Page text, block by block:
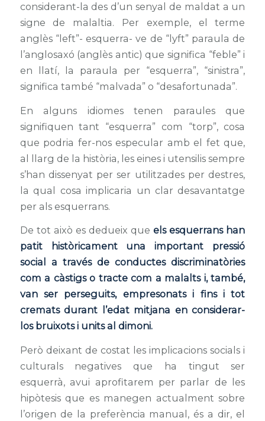
considerant-la des d’un senyal de maldat a un
signe de malaltia. Per exemple, el terme
anglès “left”- esquerra- ve de “lyft” paraula de
l’anglosaxó (anglès antic) que significa “feble” i
en llatí, la paraula per “esquerra”, “sinistra”,
significa també “malvada” o “desafortunada”.
En alguns idiomes tenen paraules que
signifiquen tant “esquerra” com “torp”, cosa
que podria fer-nos especular amb el fet que,
al llarg de la història, les eines i utensilis sempre
s’han dissenyat per ser utilitzades per destres,
la qual cosa implicaria un clar desavantatge
per als esquerrans.
De tot això es dedueix queels esquerrans han
patit històricament una important pressió
social a través de conductes discriminatòries
com a càstigs o tracte com a malalts i, també,
van ser perseguits, empresonats i fins i tot
cremats durant l’edat mitjana en considerar-
los bruixots i units al dimoni.
Però deixant de costat les implicacions socials i
culturals negatives que ha tingut ser
esquerrà, avui aprofitarem per parlar de les
hipòtesis que es manegen actualment sobre
l’origen de la preferència manual, és a dir, el